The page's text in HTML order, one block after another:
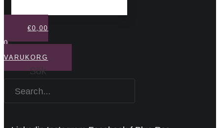
€0,00
0
VARUKORG
Sök